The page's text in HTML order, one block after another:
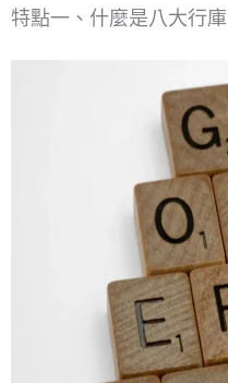
特點一、什麼是八大行庫